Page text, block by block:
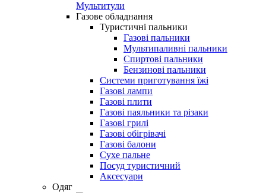
Мультитули
Газове обладнання
Туристичні пальники
Газові пальники
Мультипаливні пальники
Спиртові пальники
Бензинові пальники
Системи приготування їжі
Газові лампи
Газові плити
Газові паяльники та різаки
Газові грилі
Газові обігрівачі
Газові балони
Сухе пальне
Посуд туристичний
Аксесуари
Одяг